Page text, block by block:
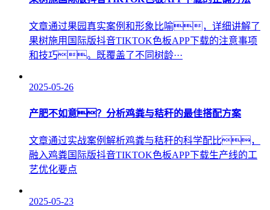
文章通过果园真实案例和形象比喻，详细讲解了
果树施用国际版抖音TIKTOK色板APP下载的注意事项
和技巧。既覆盖了不同树龄···
2025-05-26
产肥不如意？分析鸡粪与秸秆的最佳搭配方案
文章通过实战案例解析鸡粪与秸秆的科学配比，
融入鸡粪国际版抖音TIKTOK色板APP下载生产线的工
艺优化要点
2025-05-23